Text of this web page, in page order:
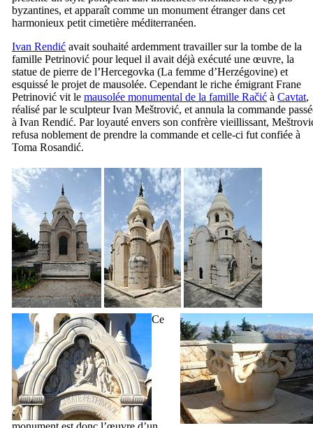
byzantines, et apparaît comme un monument étranger dans cet
harmonieux petit cimetière méditerranéen.
Ivan Rendić avait souhaité ardemment travailler sur la tombe de la
famille Petrinović pour lequel il avait déjà exécuté une œuvre, la
statue de pierre de l’Hercegovka (La femme d’Herzégovine) et
esquissé le projet de mausolée. Cependant le riche émigrant Frane
Petrinović vit le mausolée monumental de la famille Račić à Cavtat,
réalisé par le sculpteurIvan Meštrović, et annula la commande
à Ivan Rendić. Par loyauté envers son confrère vieillissant,
refusa noblement de prendre la commande et celle-ci fut confiée à
Toma Rosandić.
Ce